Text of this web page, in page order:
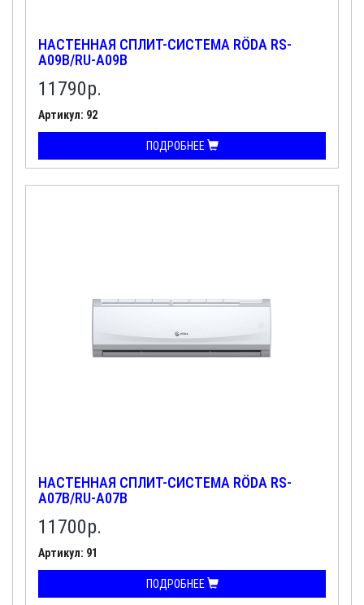
НАСТЕННАЯ СПЛИТ-СИСТЕМА RÖDA RS-
A09B/RU-A09B
11790р.
Артикул: 92
ПОДРОБНЕЕ
НАСТЕННАЯ СПЛИТ-СИСТЕМА RÖDA RS-
A07B/RU-A07B
11700р.
Артикул: 91
ПОДРОБНЕЕ